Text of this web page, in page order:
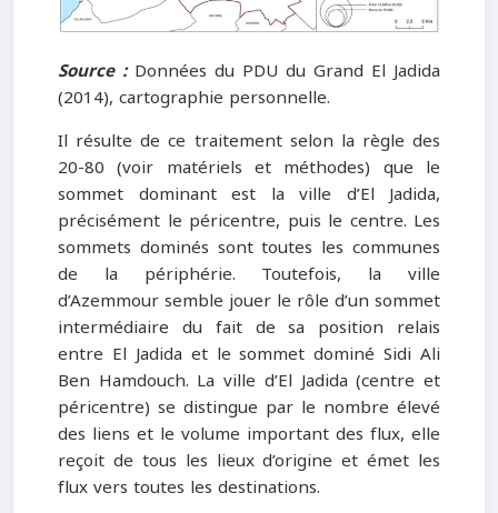
Source :Données du PDU du Grand El Jadida
(2014), cartographie personnelle.
Il résulte de ce traitement selon la règle des
20-80 (voir matériels et méthodes) que le
sommet dominant est la ville d’El Jadida,
précisément le péricentre, puis le centre. Les
sommets dominés sont toutes les communes
de la périphérie. Toutefois, la ville
d’Azemmour semble jouer le rôle d’un sommet
intermédiaire du fait de sa position relais
entre El Jadida et le sommet dominé Sidi Ali
Ben Hamdouch. La ville d’El Jadida (centre et
péricentre) se distingue par le nombre élevé
des liens et le volume important des flux, elle
reçoit de tous les lieux d’origine et émet les
flux vers toutes les destinations.